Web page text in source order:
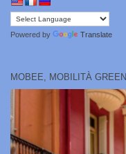
Powered by Translate
MOBEE, MOBILITÀ